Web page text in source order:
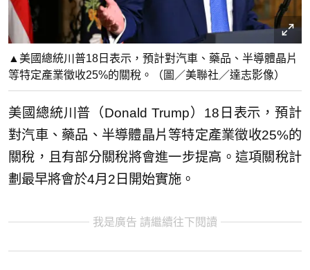
▲美國總統川普18日表示，預計對汽車、藥品、半導體晶片
等特定產業徵收25%的關稅。（圖／美聯社／達志影像）
美國總統川普（Donald Trump）18日表示，預計
對汽車、藥品、半導體晶片等特定產業徵收25%的
關稅，且有部分關稅將會進一步提高。這項關稅計
劃最早將會於4月2日開始實施。
我是廣告 請繼續往下閱讀